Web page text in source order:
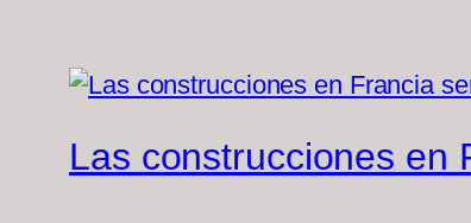
Las construcciones en